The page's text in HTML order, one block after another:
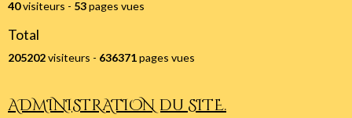
40visiteurs - 53pages vues
Total
205202visiteurs - 636371pages vues
ADMINISTRATION du SITE.